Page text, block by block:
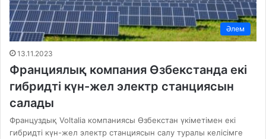
Әлем
13.11.2023
Франциялық компания Өзбекстанда екі
гибридті күн-жел электр станциясын
салады
Француздық Voltalia компаниясы Өзбекстан үкіметімен екі
гибридті күн-жел электр станциясын салу туралы келісімге